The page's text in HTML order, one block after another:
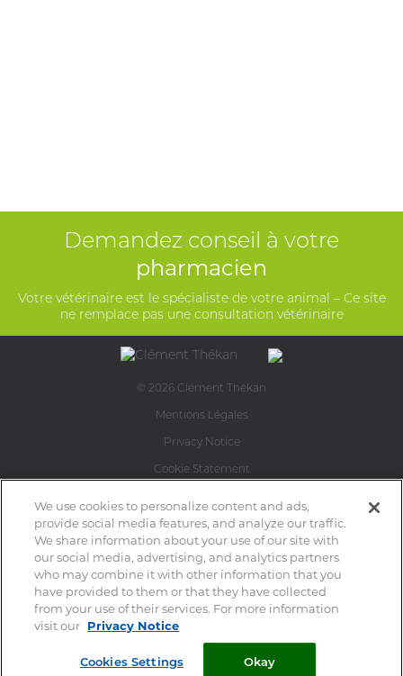
Demandez conseil à votre
pharmacien
Votre vétérinaire est le spécialiste de votre animal – Ce site
ne remplace pas une consultation vétérinaire
© 2026 Clément Thékan
Mentions Légales
Privacy Notice
Cookie Statement
Plan du site
Perrigo
Contact
Cookies Settings
We use cookies to personalize content and ads,
provide social media features, and analyze our traffic.
We share information about your use of our site with
our social media, advertising, and analytics partners
who may combine it with other information that you
have provided to them or that they have collected
from your use of their services. For more information
visit our Privacy Notice
Cookies Settings Okay